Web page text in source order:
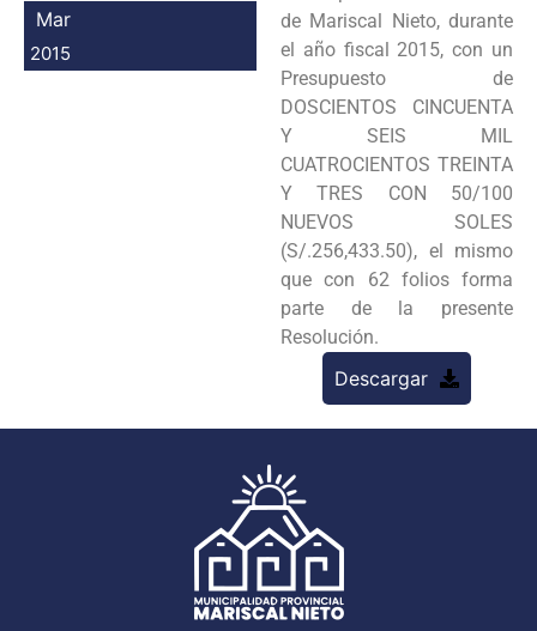
Mar
2015
de Mariscal Nieto, durante
el año fiscal 2015, con un
Presupuesto de
DOSCIENTOS CINCUENTA
Y SEIS MIL
CUATROCIENTOS TREINTA
Y TRES CON 50/100
NUEVOS SOLES
(S/.256,433.50), el mismo
que con 62 folios forma
parte de la presente
Resolución.
Descargar